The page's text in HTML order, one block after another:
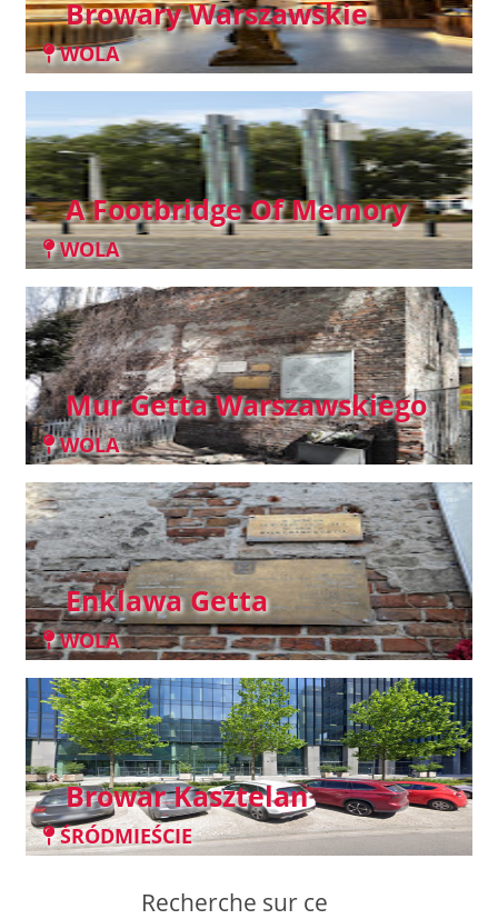
Browary Warszawskie
WOLA
A Footbridge Of Memory
WOLA
Mur Getta Warszawskiego
WOLA
Enklawa Getta
WOLA
Browar Kasztelan
ŚRÓDMIEŚCIE
Recherche sur ce